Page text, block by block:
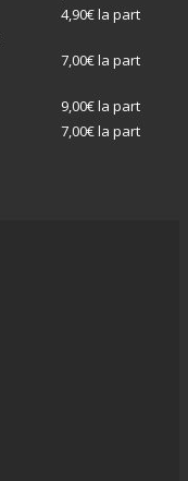
4,90€ la part
7,00€ la part
9,00€ la part
7,00€ la part